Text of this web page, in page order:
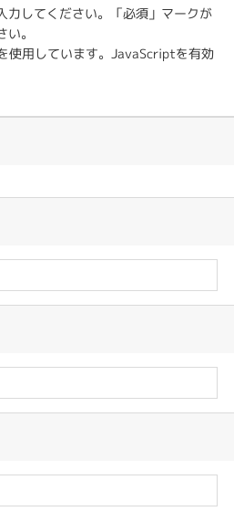
力してください。「必須」マークが
。
使用しています。JavaScriptを有効